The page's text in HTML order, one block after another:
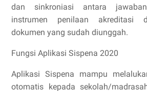
dan sinkroniasi antara
instrumen penilaan akreditasi
dokumen yang sudah diunggah.
Fungsi Aplikasi Sispena 2020
Aplikasi Sispena mampu
otomatis kepada sekolah/